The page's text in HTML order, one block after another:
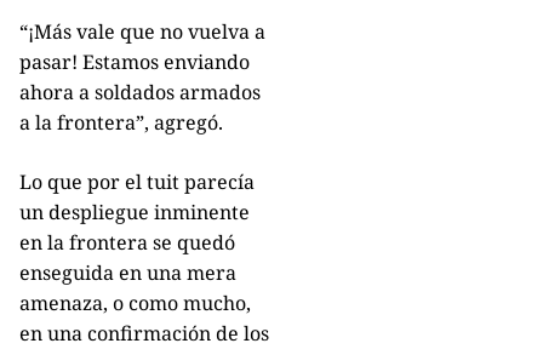
“¡Más vale que no vuelva a
pasar! Estamos enviando
ahora a soldados armados
a la frontera”, agregó.
Lo que por el tuit parecía
un despliegue inminente
en la frontera se quedó
enseguida en una mera
amenaza, o como mucho,
en una confirmación de los